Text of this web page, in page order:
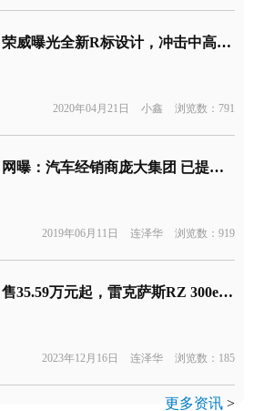
荣威曝光全新R标设计，冲击中高端新能源车型
2020年04月21日 小鑫 浏览数：791
网曝：汽车经销商庞大集团 已提交破产重整申请
2019年06月11日 连泽华 浏览数：919
售35.59万元起，雷克萨斯RZ 300e上市
2023年12月16日 连泽华 浏览数：185
更多资讯>